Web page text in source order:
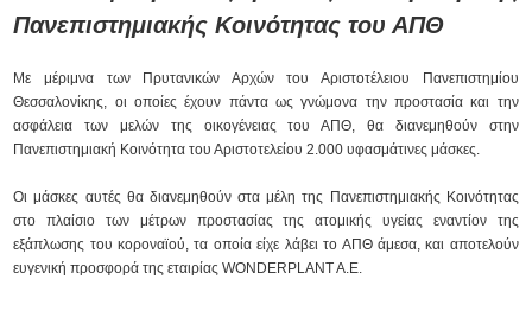
Πανεπιστημιακής Κοινότητας του ΑΠΘ
Με μέριμνα των Πρυτανικών Αρχών του Αριστοτέλειου Πανεπιστημίου
Θεσσαλονίκης, οι οποίες έχουν πάντα ως γνώμονα την προστασία και την
ασφάλεια των μελών της οικογένειας του ΑΠΘ, θα διανεμηθούν στην
Πανεπιστημιακή Κοινότητα του Αριστοτελείου 2.000 υφασμάτινες μάσκες.
Οι μάσκες αυτές θα διανεμηθούν στα μέλη της Πανεπιστημιακής Κοινότητας
στο πλαίσιο των μέτρων προστασίας της ατομικής υγείας εναντίον της
εξάπλωσης του κοροναϊού, τα οποία είχε λάβει το ΑΠΘ άμεσα, και αποτελούν
ευγενική προσφορά της εταιρίας WONDERPLANT A.E.